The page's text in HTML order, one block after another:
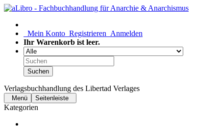
Mein Konto Registrieren Anmelden
Ihr Warenkorb ist leer.
Suchen
Verlagsbuchhandlung des Libertad Verlages
Menü Seitenleiste
Kategorien